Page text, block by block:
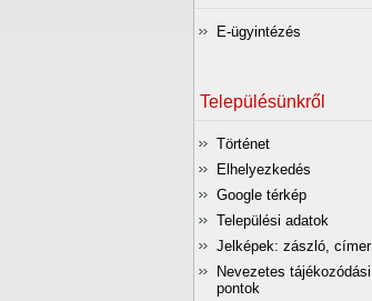
E-ügyintézés
Településünkről
Történet
Elhelyezkedés
Google térkép
Települési adatok
Jelképek: zászló, címer
Nevezetes tájékozódási
pontok